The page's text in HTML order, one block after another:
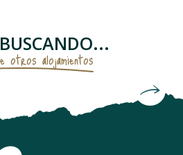
otros alojamientos